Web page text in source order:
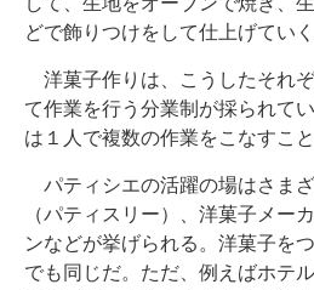
どで飾りつけをして仕上げていく
洋菓子作りは、こうしたそれ
て作業を行う分業制が採られて
は１人で複数の作業をこなすこと
パティシエの活躍の場はさま
（パティスリー）、洋菓子メー
ンなどが挙げられる。洋菓子を
でも同じだ。ただ、例えばホテ